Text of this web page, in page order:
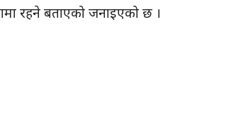
रहने बताएको जनाइएको छ ।